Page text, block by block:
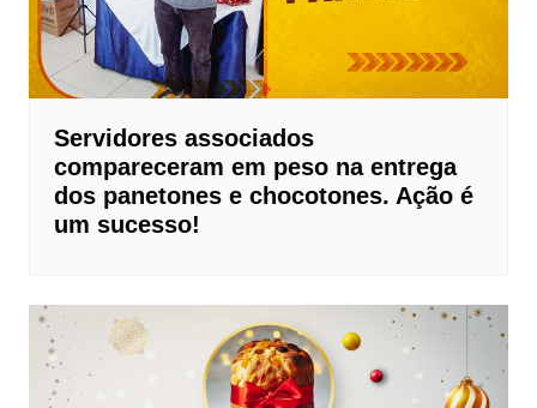
Servidores associados
compareceram em peso na entrega
dos panetones e chocotones. Ação é
um sucesso!